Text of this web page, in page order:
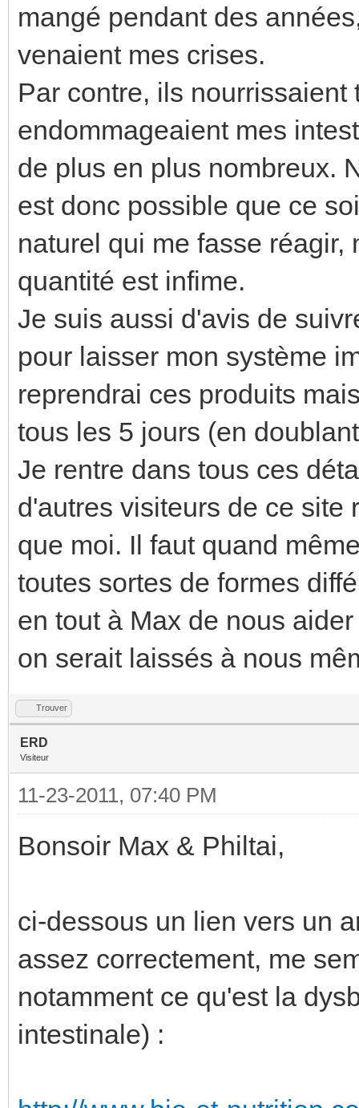
mangé pendant des
venaient mes crises.
Par contre, ils
endommageaient mes
de plus en plus nombreux.
est donc possible que ce
naturel qui me fasse
quantité est infime.
Je suis aussi d'avis de
pour laisser mon système
reprendrai ces produits
tous les 5 jours (en
Je rentre dans tous ces
d'autres visiteurs de ce site
que moi. Il faut quand
toutes sortes de formes
en tout à Max de nous
on serait laissés à nous
Trouver
ERD
Visiteur
11-23-2011, 07:40 PM
Bonsoir Max & Philtai,
ci-dessous un lien vers un
assez correctement, me
notamment ce qu'est la
intestinale) :